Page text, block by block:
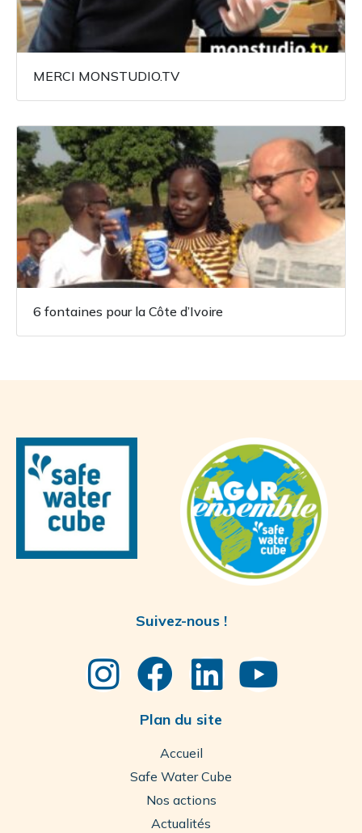
MERCI MONSTUDIO.TV
6 fontaines pour la Côte d’Ivoire
Suivez-nous !
Plan du site
Accueil
Safe Water Cube
Nos actions
Actualités